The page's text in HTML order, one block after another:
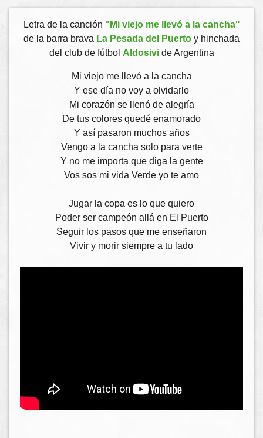
Letra de la canción "Mi viejo me llevó a la cancha"
de la barra brava La Pesada del Puerto y hinchada
del club de fútbol Aldosivide Argentina
Mi viejo me llevó a la cancha
Y ese día no voy a olvidarlo
Mi corazón se llenó de alegría
De tus colores quedé enamorado
Y así pasaron muchos años
Vengo a la cancha solo para verte
Y no me importa que diga la gente
Vos sos mi vida Verde yo te amo
Jugar la copa es lo que quiero
Poder ser campeón allá en El Puerto
Seguir los pasos que me enseñaron
Vivir y morir siempre a tu lado